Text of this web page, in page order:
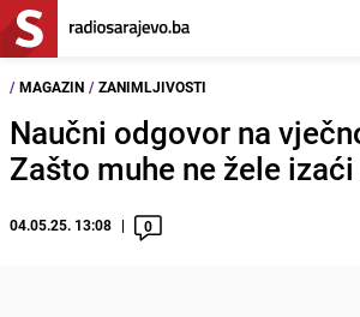
/ MAGAZIN / ZANIMLJIVOSTI
Naučni odgovor na
Zašto muhe ne žele
04.05.25. 13:08 0